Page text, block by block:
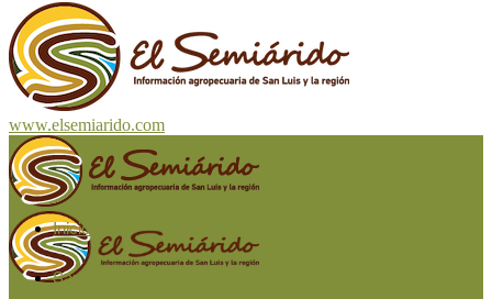
www.elsemiarido.com
Inicio
San Luis